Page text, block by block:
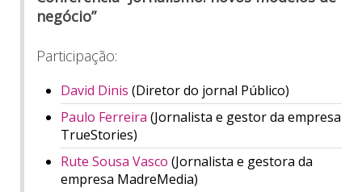
negócio”
Participação:
David Dinis (Diretor do jornal Público)
Paulo Ferreira (Jornalista e gestor da empresa
TrueStories)
Rute Sousa Vasco (Jornalista e gestora da
empresa MadreMedia)